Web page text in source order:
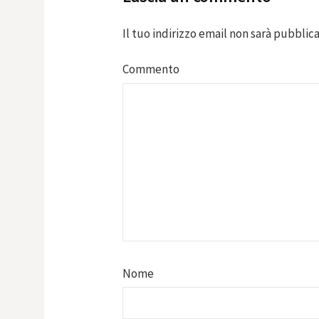
Il tuo indirizzo email non sarà
Commento
Nome